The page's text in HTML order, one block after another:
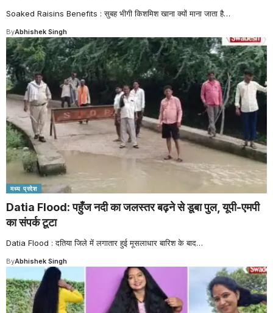
Soaked Raisins Benefits : सुबह भीगी किशमिश खाना क्यों माना जाता है…
ByAbhishek Singh
मध्य प्रदेश
Datia Flood: पहुँज नदी का जलस्तर बढ़ने से डूबा पुल, यूपी-एमपी
का संपर्क टूटा
Datia Flood : दतिया जिले में लगातार हुई मूसलाधार बारिश के बाद…
ByAbhishek Singh